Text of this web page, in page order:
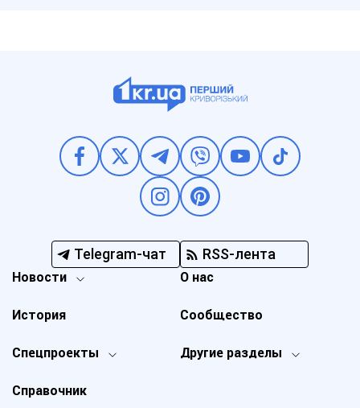
Telegram-чат RSS-лента
Новости
Спецпроекты Другие разделы
История
О нас
Справочник
Сообщество